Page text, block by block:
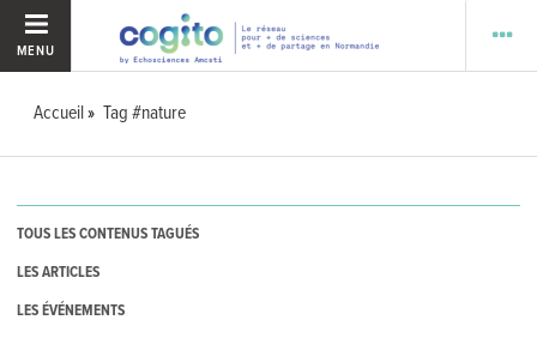
MENU
Accueil Tag #nature
TOUS LES CONTENUS TAGUÉS
LES ARTICLES
LES ÉVÉNEMENTS